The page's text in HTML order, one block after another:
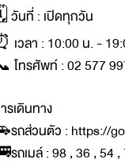
วันที่ : เปิดทุกวัน
เวลา : 10:00 น. -
โทรศัพท์ : 02 577
รเดินทาง
รถส่วนตัว : https://
รถเมล์ : 98 , 36 , 54